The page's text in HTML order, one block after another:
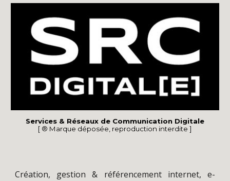
Services & Réseaux de Communication Digitale
[ ® Marque déposée, reproduction interdite ]
Création, gestion & référencementinternet, e-